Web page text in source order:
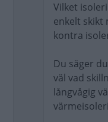
Vilket
enkelt skikt
kontra
Du säger
väl vad
långvågig